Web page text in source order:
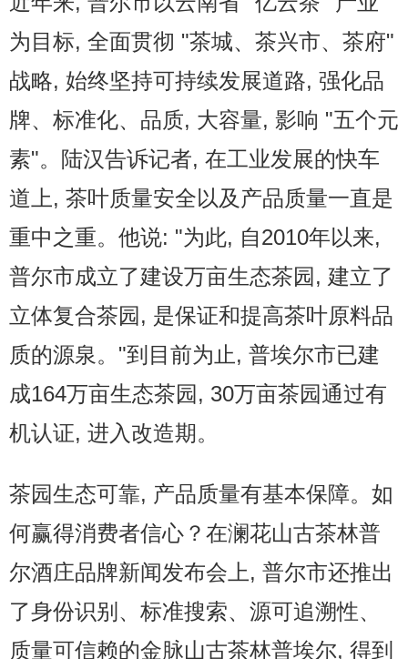
为目标, 全面贯彻 "茶城、茶兴市、茶府"
战略, 始终坚持可持续发展道路, 强化品
牌、标准化、品质, 大容量, 影响 "五个元
素"。陆汉告诉记者, 在工业发展的快车
道上, 茶叶质量安全以及产品质量一直是
重中之重。他说: "为此, 自2010年以来,
普尔市成立了建设万亩生态茶园, 建立了
立体复合茶园, 是保证和提高茶叶原料品
质的源泉。"到目前为止, 普埃尔市已建
成164万亩生态茶园, 30万亩茶园通过有
机认证, 进入改造期。
茶园生态可靠, 产品质量有基本保障。如
何赢得消费者信心？在澜花山古茶林普
尔酒庄品牌新闻发布会上, 普尔市还推出
了身份识别、标准搜索、源可追溯性、
质量可信赖的金脉山古茶林普埃尔, 得到